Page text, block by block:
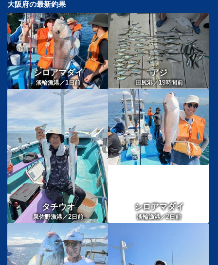
大阪府の最新釣果
シロアマダイ
淡輪漁港／1日前
アジ
田尻港／19時間前
タチウオ
泉佐野漁港／2日前
シロアマダイ
淡輪漁港／2日前